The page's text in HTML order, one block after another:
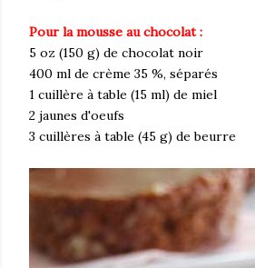
Pour la mousse au chocolat :
5 oz (150 g) de chocolat noir
400 ml de crème 35 %, séparés
1 cuillère à table (15 ml) de miel
2 jaunes d'oeufs
3 cuillères à table (45 g) de beurre